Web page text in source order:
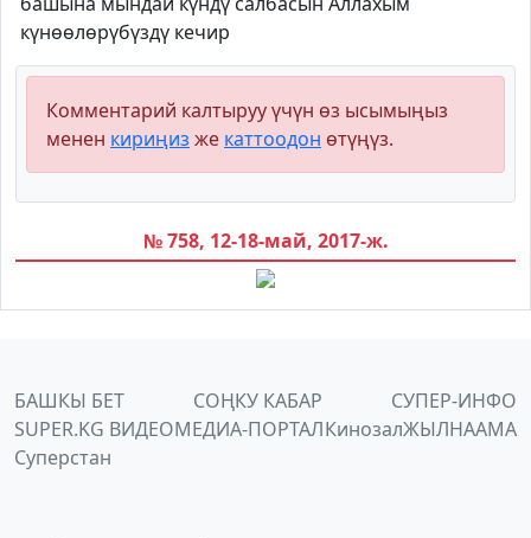
күнөөлөрүбүздү кечир
Комментарий калтыруу үчүн өз ысымыңыз
менен кириңиз же каттоодон өтүңүз.
№ 758, 12-18-май, 2017-ж.
БАШКЫ БЕТ СОҢКУ КАБАР
СУПЕР-ИНФО
SUPER.KG ВИДЕОМЕДИА-ПОРТАЛКинозалЖЫЛНААМА
Суперстан